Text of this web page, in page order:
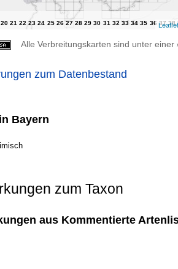
Leaflet
Alle Verbreitungskarten sind unter einer
zum Datenbestand
Bayern
zum Taxon
aus Kommentierte